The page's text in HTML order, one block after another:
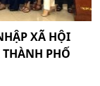
XÃ HỘI
PHỐ